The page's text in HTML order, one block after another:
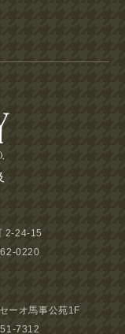
2-24-15
0220
ーオ馬事公苑1F
7312